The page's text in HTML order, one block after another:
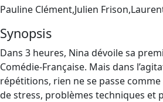
Pauline Clément,Julien
Synopsis
Dans 3 heures, Nina dévoile sa
Comédie-Française. Mais dans
répétitions, rien ne se passe
de stress, problèmes techniques et